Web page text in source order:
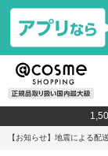
【お知らせ】 地震による配